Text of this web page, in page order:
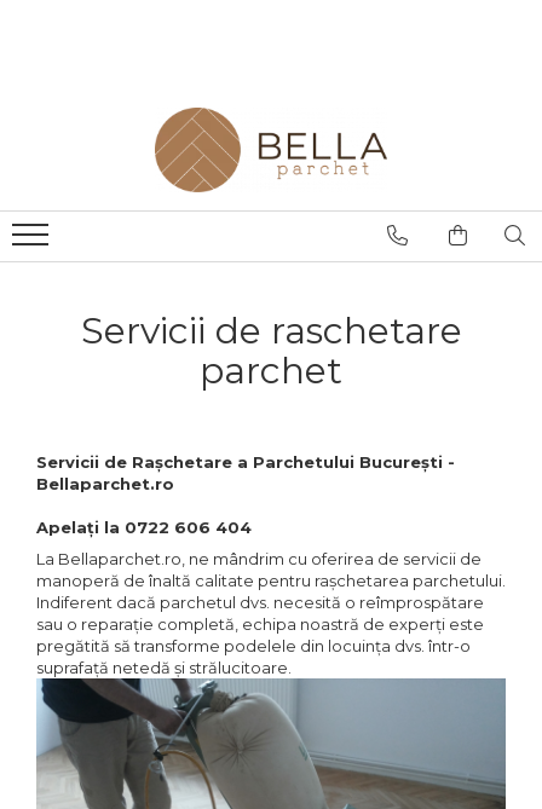
Stratificat
Montaj Parchet
Grund Parchet
Lac Parchet
Ulei Parchet
Adeziv
Șapă
Raschetare Parchet
Reconditionare Parchet
Montaj Și Finisaj Parchet
Servicii de raschetare
parchet
Servicii de Rașchetare a Parchetului București -
Bellaparchet.ro
Apelați la 0722 606 404
La Bellaparchet.ro, ne mândrim cu oferirea de servicii de
manoperă de înaltă calitate pentru rașchetarea parchetului.
Indiferent dacă parchetul dvs. necesită o reîmprospătare
sau o reparație completă, echipa noastră de experți este
pregătită să transforme podelele din locuința dvs. într-o
suprafață netedă și strălucitoare.